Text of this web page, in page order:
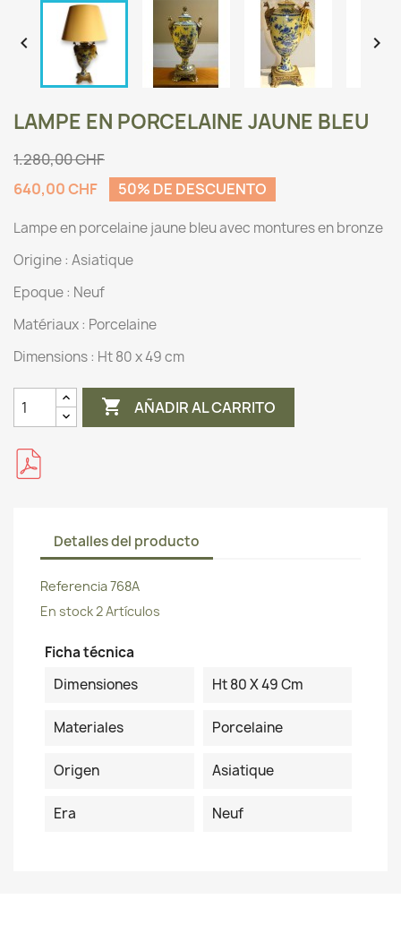
 
LAMPE EN PORCELAINE JAUNE BLEU
1.280,00 CHF
640,00 CHF
50% DE DESCUENTO
Lampe en porcelaine jaune bleu avec montures en bronze
Origine : Asiatique
Epoque : Neuf
Matériaux : Porcelaine
Dimensions : Ht 80 x 49 cm
 AÑADIR AL CARRITO
Detalles del producto
Referencia768A
En stock2 Artículos
Ficha técnica
Dimensiones
Ht 80 X 49 Cm
Materiales Porcelaine
Origen Asiatique
Era Neuf